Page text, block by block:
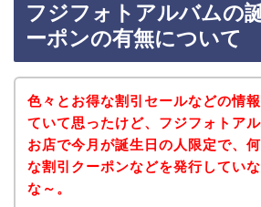
フジフォトアルバムの
ーポンの有無について
色々とお得な割引セールなどの情
ていて思ったけど、フジフォトア
お店で今月が誕生日の人限定で、
な割引クーポンなどを発行してい
な～。